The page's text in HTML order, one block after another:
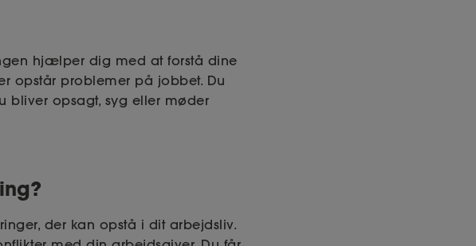
hjælper dig med at forstå dine
opstår problemer på jobbet. Du
bliver opsagt, syg eller møder
der kan opstå i dit arbejdsliv.